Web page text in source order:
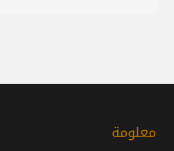
معلومة